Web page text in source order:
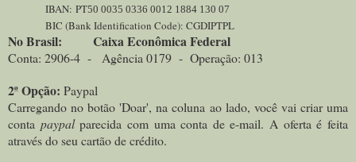
IBAN: PT50 0035 0336 0012 1884 130 07
BIC (Bank Identification Code): CGDIPTPL
No Brasil: Caixa Econômica Federal
Conta: 2906-4 - Agência 0179 - Operação: 013
2ª Opção: Paypal
Carregando no botão 'Doar', na coluna ao lado, você vai criar uma
conta paypalparecida com uma conta de e-mail. A oferta é feita
através do seu cartão de crédito.